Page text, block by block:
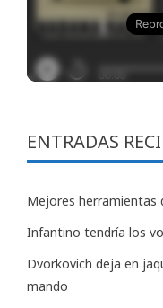
ENTRADAS
Mejores herramientas
Infantino tendría los
Dvorkovich deja en
mando